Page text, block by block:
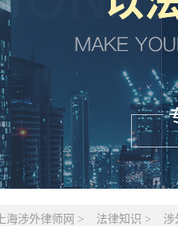
上海涉外律师网 > 法律知识 > 涉